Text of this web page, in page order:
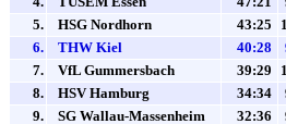
5.
HSG Nordhorn 43:25
6.
THW Kiel 40:28
7.
VfL Gummersbach 39:29
8.
HSV Hamburg 34:34
9.
SG Wallau-Massenheim 32:36